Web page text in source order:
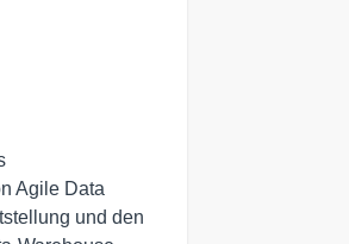
Agile Data
und den